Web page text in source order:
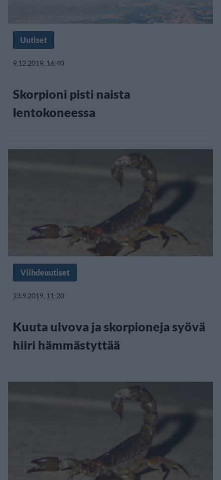
Uutiset
9.12.2019, 16:40
Skorpioni pisti naista
lentokoneessa
Viihdeuutiset
23.9.2019, 11:20
Kuuta ulvova ja skorpioneja syövä
hiiri hämmästyttää